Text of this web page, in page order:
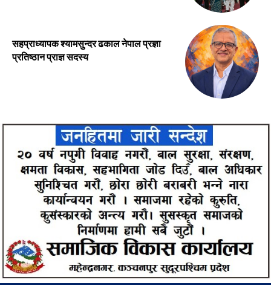
सहप्राध्यापक श्यामसुन्दर ढकाल नेपाल प्रज्ञा
प्रतिष्ठान प्राज्ञ सदस्य